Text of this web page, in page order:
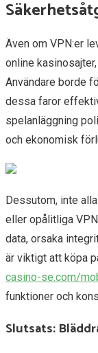
Även om VPN:er
online
Användare borde
dessa faror
spelanläggning
och ekonomisk
Dessutom, inte
eller opålitliga
data, orsaka
är viktigt att köpa
casino-se.com/
funktioner och
Slutsats: